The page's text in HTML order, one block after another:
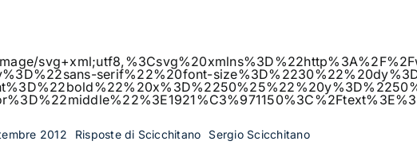
serif%22%20font-
2012 Risposte di Scicchitano Sergio Scicchitano